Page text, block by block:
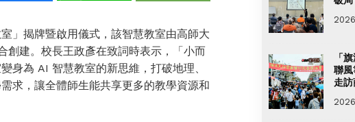
」揭牌暨啟用儀式，該智慧教室由高師大
創建。校長王政彥在致詞時表示，「小而
身為 AI 智慧教室的新思維，打破地理、
求，讓全體師生能共享更多的教學資源和
「
聯
走